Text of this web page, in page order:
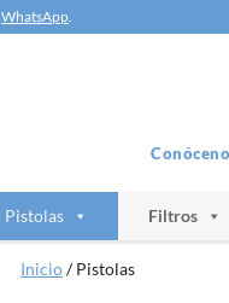
WhatsApp.
Pistolas Filtros
Inicio/ Pistolas